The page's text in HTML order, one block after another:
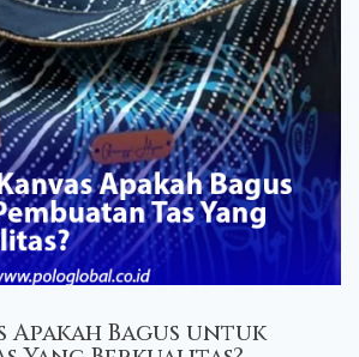
Apakah Bagus untuk